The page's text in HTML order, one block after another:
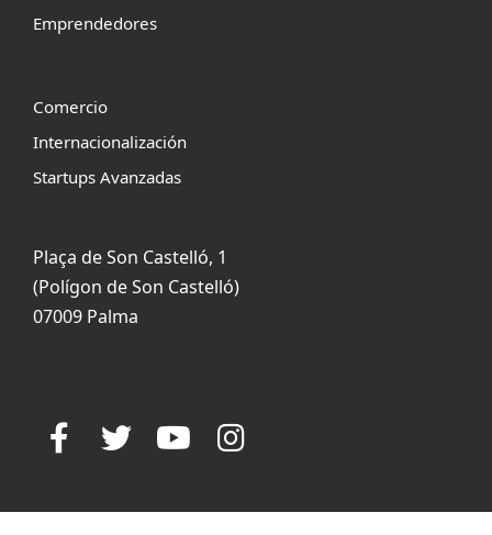
Emprendedores
Comercio
Internacionalización
Startups Avanzadas
Plaça de Son Castelló, 1
(Polígon de Son Castelló)
07009 Palma